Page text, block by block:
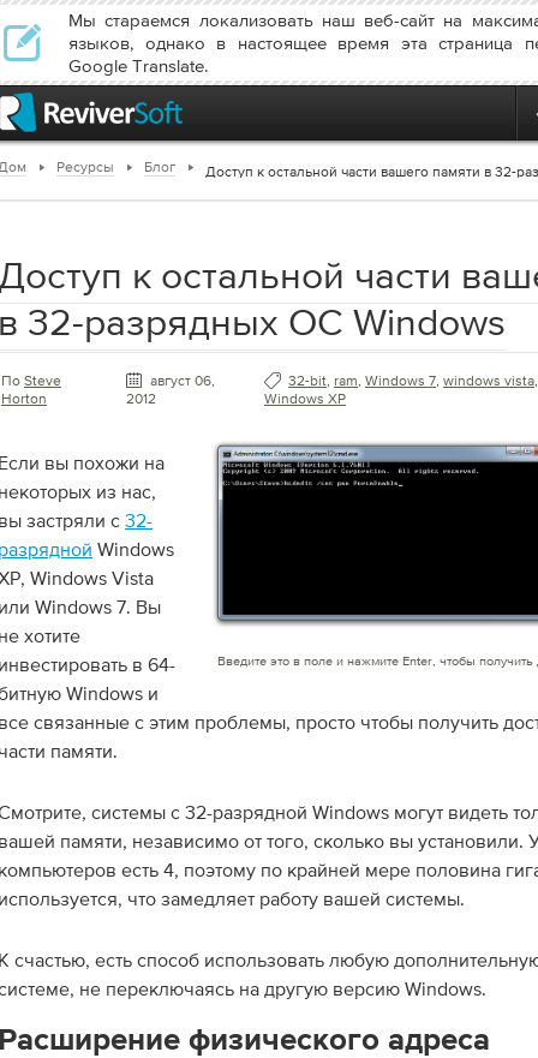
Мы стараемся локализовать наш веб-сайт на
языков, однако в настоящее время эта страница
Google Translate.
Ресурсы Блог Доступ к остальной части вашего памяти в 32-
к остальной части
32-разрядных ОС Windows
По Steve
Horton
август 06,
2012
32-bit, ram, Windows 7, windows vista,
Windows XP
Введите это в поле и нажмите Enter, чтобы
вы похожи на
из нас,
застряли с 32-
Windows
Windows Vista
Windows 7. Вы
хотите
в 64-
Windows и
связанные с этим проблемы, просто чтобы получить
памяти.
системы с 32-разрядной Windows могут видеть
памяти, независимо от того, сколько вы установили.
есть 4, поэтому по крайней мере половина
что замедляет работу вашей системы.
счастью, есть способ использовать любую
не переключаясь на другую версию Windows.
физического адреса